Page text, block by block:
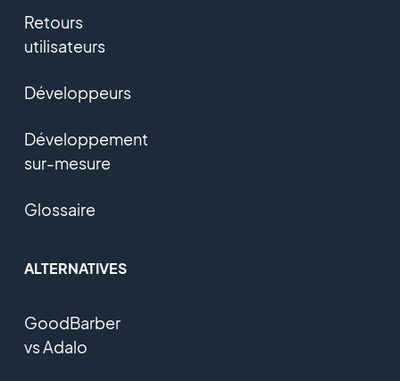
Retours
utilisateurs
Développeurs
Développement
sur-mesure
Glossaire
ALTERNATIVES
GoodBarber
vs Adalo